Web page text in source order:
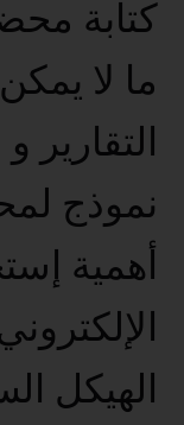
كتابة
ما لا
التقارير
نموذج
أهمية
الهيكل